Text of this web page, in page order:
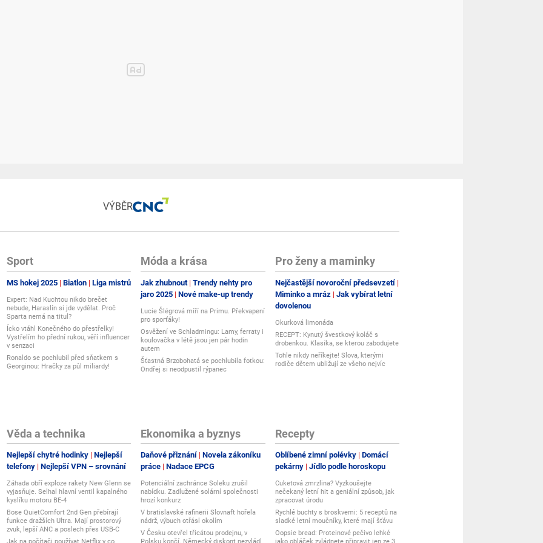
VÝBĚR
Sport
MS hokej 2025 Biatlon Liga mistrů
Expert: Nad Kuchtou nikdo brečet
nebude, Haraslín si jde vydělat. Proč
Sparta nemá na titul?
Ícko vtáhl Konečného do přestřelky!
Vystřelím ho přední rukou, věří influencer
v senzaci
Ronaldo se pochlubil před sňatkem s
Georginou: Hračky za půl miliardy!
Móda a krása
Jak zhubnout Trendy nehty pro
jaro 2025 Nové make-up trendy
Lucie Šlégrová míří na Primu. Překvapení
pro sporťáky!
Osvěžení ve Schladmingu: Lamy, ferraty i
koulovačka v létě jsou jen pár hodin
autem
Šťastná Brzobohatá se pochlubila fotkou:
Ondřej si neodpustil rýpanec
Pro ženy a maminky
Nejčastější novoroční předsevzetí
Miminko a mráz
Jak vybírat letní
dovolenou
Okurková limonáda
RECEPT: Kynutý švestkový koláč s
drobenkou. Klasika, se kterou zabodujete
Tohle nikdy neříkejte! Slova, kterými
rodiče dětem ubližují ze všeho nejvíc
Věda a technika
Nejlepší chytré hodinky
Nejlepší
telefony
Nejlepší VPN – srovnání
Záhada obří exploze rakety New Glenn se
vyjasňuje. Selhal hlavní ventil kapalného
kyslíku motoru BE-4
Bose QuietComfort 2nd Gen přebírají
funkce dražších Ultra. Mají prostorový
zvuk, lepší ANC a poslech přes USB-C
Ekonomika a byznys
Daňové přiznání Novela zákoníku
práce Nadace EPCG
Potenciální zachránce Soleku zrušil
nabídku. Zadlužené solární společnosti
hrozí konkurz
V bratislavské rafinerii Slovnaft hořela
nádrž, výbuch otřásl okolím
V Česku otevřel třicátou prodejnu, v
Recepty
Oblíbené zimní polévky
Domácí
pekárny
Jídlo podle horoskopu
Cuketová zmrzlina? Vyzkoušejte
nečekaný letní hit a geniální způsob, jak
zpracovat úrodu
Rychlé buchty s broskvemi: 5 receptů na
sladké letní moučníky, které mají šťávu
Oopsie bread: Proteinové pečivo lehké